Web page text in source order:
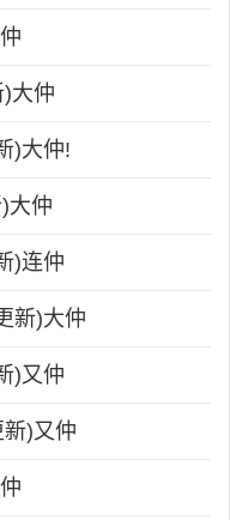
大仲
)大仲!
大仲
)连仲
新)大仲
)又仲
)又仲